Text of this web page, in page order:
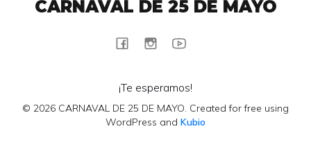
CARNAVAL DE 25 DE MAYO
¡Te esperamos!
© 2026 CARNAVAL DE 25 DE MAYO. Created for free using
WordPress and Kubio